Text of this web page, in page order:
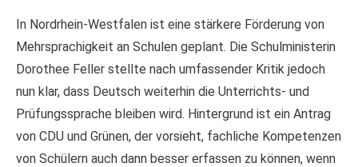
In Nordrhein-Westfalen ist eine stärkere Förderung von
Mehrsprachigkeit an Schulen geplant. Die Schulministerin
Dorothee Feller stellte nach umfassender Kritik jedoch
nun klar, dass Deutsch weiterhin die Unterrichts- und
Prüfungssprache bleiben wird. Hintergrund ist ein Antrag
von CDU und Grünen, der vorsieht, fachliche Kompetenzen
von Schülern auch dann besser erfassen zu können, wenn